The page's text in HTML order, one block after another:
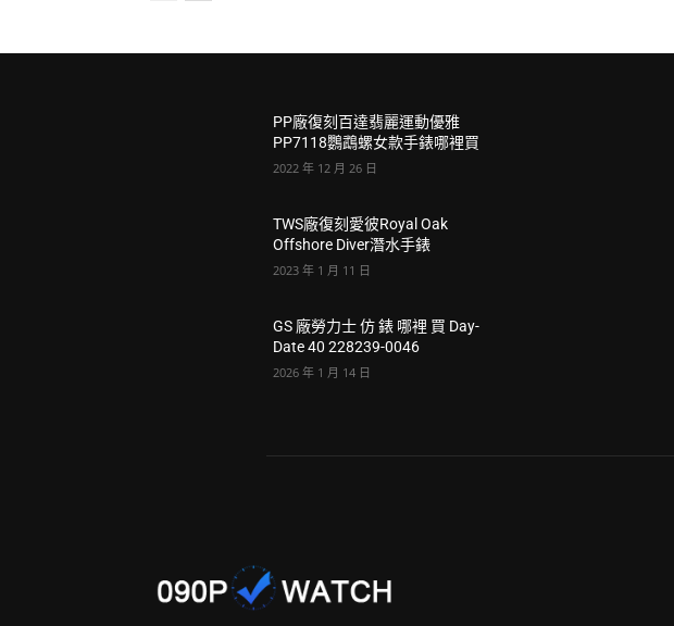
PP廠復刻百達翡麗運動優雅
PP7118鸚鵡螺女款手錶哪裡買
2022 年 12 月 26 日
TWS廠復刻愛彼Royal Oak
Offshore Diver潛水手錶
2023 年 1 月 11 日
GS 廠勞力士 仿 錶 哪裡 買 Day-
Date 40 228239-0046
2026 年 1 月 14 日